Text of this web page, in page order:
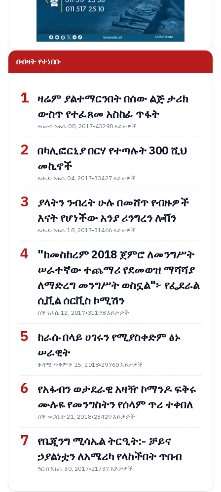
በብዛት የተነበቡ
1 ዛሬም ያልተማርንበት በሰው ልጅ ታሪክ
ውስጥ የተፈጸመ አስከፊ ጥፋት
ሓሙስ ነሐሴ 08, 2017•43290 እይታዎች
2 በካሊፎርኒያ በርሃ የተጣሉት 300 ሺህ
መኪኖች
እሑድ ነሐሴ 04, 2017•33427 እይታዎች
3
ያላትን ንብረት ሁሉ በመሸጥ የብዙዎች
እናት የሆነችው አንያ ሪንግረን ሎቨን
እሑድ ነሐሴ 18, 2017•31466 እይታዎች
4
"ከመስከረም 2018 ጀምሮ ለመንግሥት
ሠራተኛው ተጨማሪ የደመወዝ ማሻሻያ
ለማድረግ መንግሥት ወስኗል"፦ የፌደራል
ሲቪል ሰርቪስ ኮሚሽን
ሰኞ ነሐሴ 12, 2017•31198 እይታዎች
5
ከራሱ በላይ ሀገሩን የሚያስቀድም ፅኑ
ሠራዊት
ቅዳሜ ጥቅምት 15, 2018•29760 እይታዎች
6
የአፋብን ወታደራዊ አዛዥ ኮማንዶ ፍቅሩ
ሙሉዬ የመንግስትን የሰላም ጥሪ ተቀበለ
ሰኞ መጋቢት 21, 2018•23429 እይታዎች
7
የቤጂንግ ሚሳኤል ትርዒት:- ቻይና
ኃያልነቷን ለአሜሪካ የላከችበት ጥበብ
ዓርብ ነሐሴ 30, 2017•21737 እይታዎች